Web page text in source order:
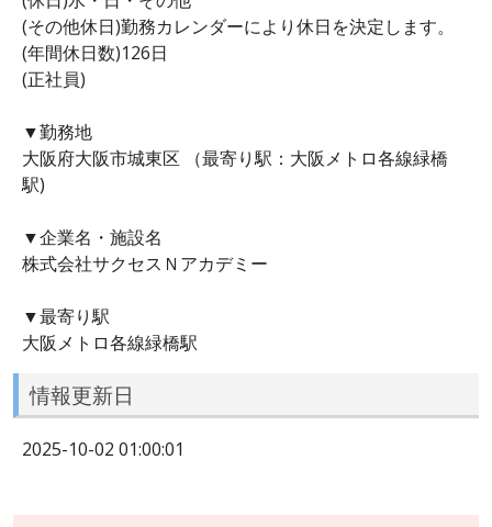
(その他休日)勤務カレンダーにより休日を決定します。
(年間休日数)126日
(正社員)
▼勤務地
大阪府大阪市城東区 （最寄り駅：大阪メトロ各線緑橋
駅)
▼企業名・施設名
株式会社サクセスＮアカデミー
▼最寄り駅
大阪メトロ各線緑橋駅
情報更新日
2025-10-02 01:00:01